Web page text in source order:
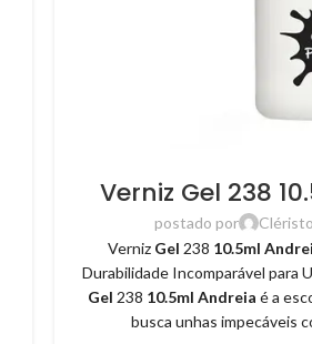
Verniz Gel 238
postado por
Verniz Gel 238 10.5ml
Durabilidade Incomparável para
Gel 238 10.5ml Andreia é a
busca unhas impecáveis